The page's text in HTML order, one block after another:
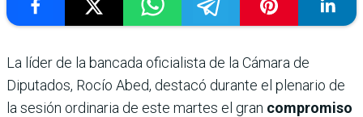
La líder de la bancada oficialista de la Cámara de
Diputados, Rocío Abed, destacó durante el plenario de
la sesión ordinaria de este martes el gran compromiso